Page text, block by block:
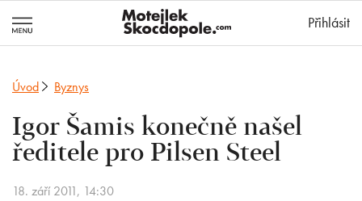
Přihlásit
Úvod Byznys
Igor Šamis konečně našel
ředitele pro Pilsen Steel
18. září 2011, 14:30